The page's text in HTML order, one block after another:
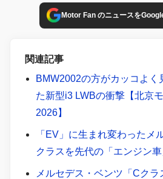
Motor Fan のニュースを
関連記事
BMW2002の方がカッコよ
た新型i3 LWBの衝撃【北京
2026】
「EV」に生まれ変わったメ
クラスを先代の「エンジン
メルセデス・ベンツ「Cク